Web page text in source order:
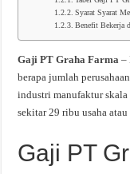
Syarat Syarat
Benefit Bekerja
Gaji PT Graha Farma –
berapa jumlah
industri manufaktur skala
sekitar 29 ribu usaha atau
Gaji PT